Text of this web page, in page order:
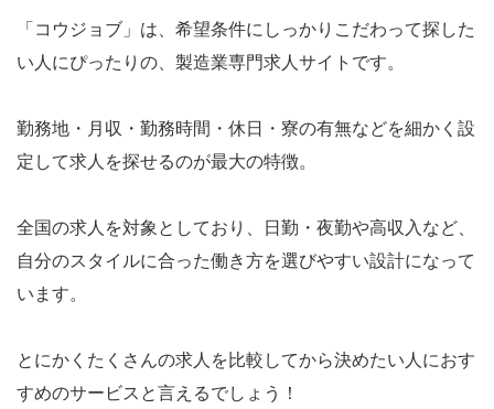
「コウジョブ」は、希望条件にしっかりこだわって探した
い人にぴったりの、製造業専門求人サイトです。
勤務地・月収・勤務時間・休日・寮の有無などを細かく設
定して求人を探せるのが最大の特徴。
全国の求人を対象としており、日勤・夜勤や高収入など、
自分のスタイルに合った働き方を選びやすい設計になって
います。
とにかくたくさんの求人を比較してから決めたい人におす
すめのサービスと言えるでしょう！